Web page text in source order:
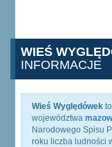
WIEŚ
INFORMACJE
Wieś Wyględówek
województwa
Narodowego Spisu
roku liczba ludności